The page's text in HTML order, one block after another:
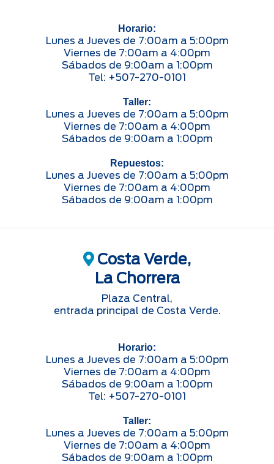
Horario:
Lunes a Jueves de 7:00am a 5:00pm
Viernes de 7:00am a 4:00pm
Sábados de 9:00am a 1:00pm
Tel: +507-270-0101
Taller:
Lunes a Jueves de 7:00am a 5:00pm
Viernes de 7:00am a 4:00pm
Sábados de 9:00am a 1:00pm
Repuestos:
Lunes a Jueves de 7:00am a 5:00pm
Viernes de 7:00am a 4:00pm
Sábados de 9:00am a 1:00pm
Costa Verde,
La Chorrera
Plaza Central,
entrada principal de Costa Verde.
Horario:
Lunes a Jueves de 7:00am a 5:00pm
Viernes de 7:00am a 4:00pm
Sábados de 9:00am a 1:00pm
Tel: +507-270-0101
Taller:
Lunes a Jueves de 7:00am a 5:00pm
Viernes de 7:00am a 4:00pm
Sábados de 9:00am a 1:00pm